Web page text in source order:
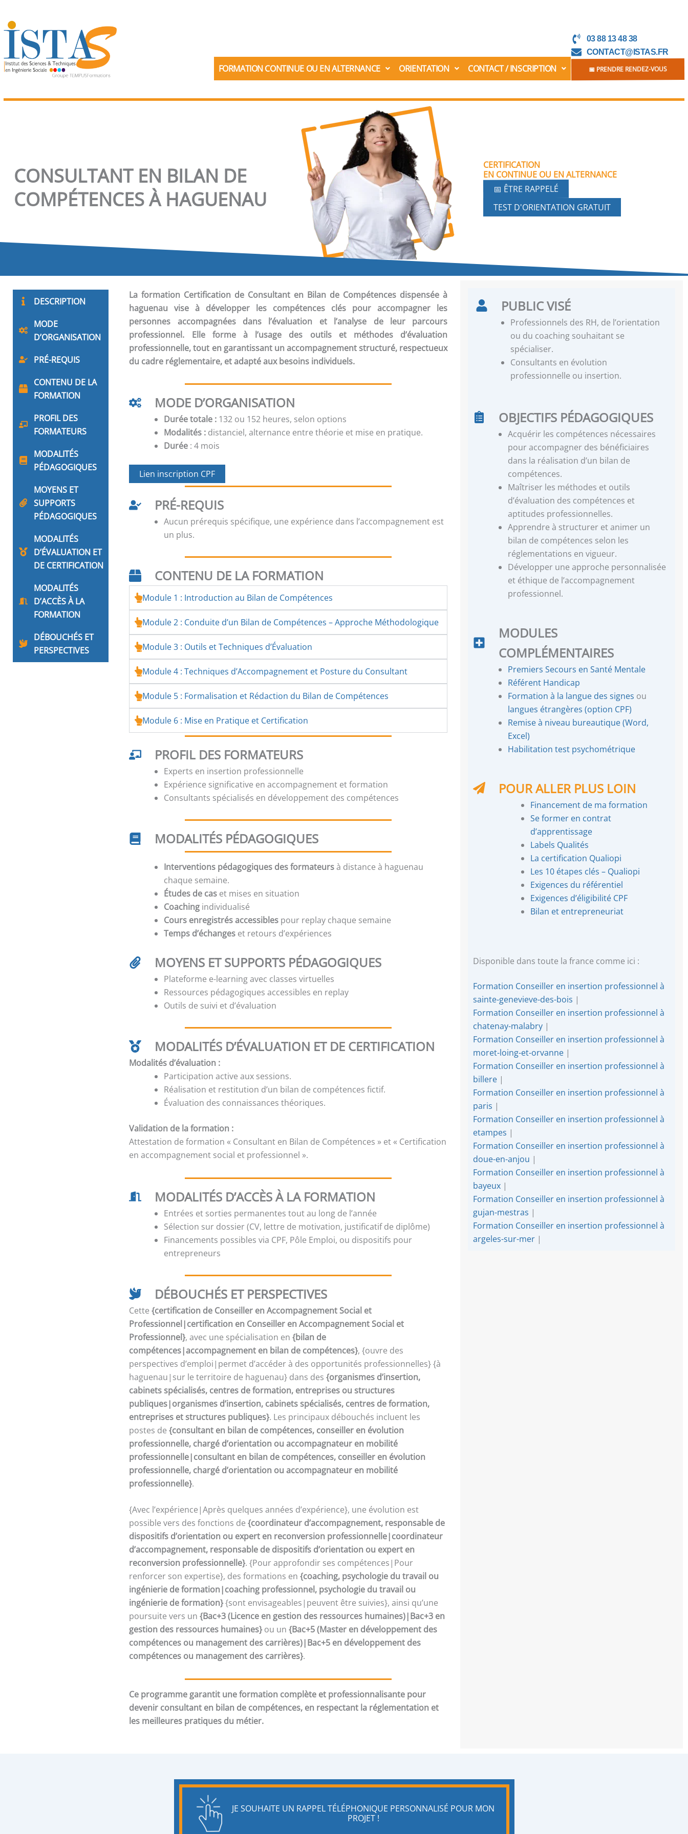
au
contenu
FORMATION CONTINUE OU EN ALTERNANCE ORIENTATION CONTACT / INSCRIPTION
03 88 13 48 38
CONTACT@ISTAS.FR
📅 PRENDRE RENDEZ-VOUS
CONSULTANT EN BILAN DE
COMPÉTENCES À HAGUENAU
CERTIFICATION
EN CONTINUE OU EN ALTERNANCE
📅 ÊTRE RAPPELÉ
TEST D'ORIENTATION GRATUIT
DESCRIPTION
MODE
D’ORGANISATION
PRÉ-REQUIS
CONTENU DE LA
FORMATION
PROFIL DES
FORMATEURS
MODALITÉS
PÉDAGOGIQUES
MOYENS ET
SUPPORTS
PÉDAGOGIQUES
MODALITÉS
D’ÉVALUATION ET
DE CERTIFICATION
MODALITÉS
D’ACCÈS À LA
FORMATION
DÉBOUCHÉS ET
PERSPECTIVES
La formation Certification de Consultant en Bilan de Compétences dispensée à
haguenau vise à développer les compétences clés pour accompagner les
personnes accompagnées dans l’évaluation et l’analyse de leur parcours
professionnel. Elle forme à l’usage des outils et méthodes d’évaluation
professionnelle, tout en garantissant un accompagnement structuré, respectueux
du cadre réglementaire, et adapté aux besoins individuels.
MODE D’ORGANISATION
Durée totale : 132 ou 152 heures, selon options
Modalités : distanciel, alternance entre théorie et mise en pratique.
Durée : 4 mois
Lien inscription CPF
PRÉ-REQUIS
Aucun prérequis spécifique, une expérience dans l’accompagnement est
un plus.
CONTENU DE LA FORMATION
Module 1 : Introduction au Bilan de Compétences
Module 2 : Conduite d’un Bilan de Compétences – Approche Méthodologique
Module 3 : Outils et Techniques d’Évaluation
Module 4 : Techniques d’Accompagnement et Posture du Consultant
Module 5 : Formalisation et Rédaction du Bilan de Compétences
Module 6 : Mise en Pratique et Certification
PROFIL DES FORMATEURS
Experts en insertion professionnelle
Expérience significative en accompagnement et formation
Consultants spécialisés en développement des compétences
MODALITÉS PÉDAGOGIQUES
Interventions pédagogiques des formateursà distance à haguenau
chaque semaine.
Études de cas et mises en situation
Coaching individualisé
Cours enregistrés accessibles pour replay chaque semaine
Temps d’échanges et retours d’expériences
MOYENS ET SUPPORTS PÉDAGOGIQUES
Plateforme e-learning avec classes virtuelles
Ressources pédagogiques accessibles en replay
Outils de suivi et d’évaluation
MODALITÉS D’ÉVALUATION ET DE CERTIFICATION
Modalités d’évaluation :
Participation active aux sessions.
Réalisation et restitution d’un bilan de compétences fictif.
Évaluation des connaissances théoriques.
Validation de la formation :
Attestation de formation « Consultant en Bilan de Compétences » et « Certification
en accompagnement social et professionnel ».
MODALITÉS D’ACCÈS À LA FORMATION
Entrées et sorties permanentes tout au long de l’année
Sélection sur dossier (CV, lettre de motivation, justificatif de diplôme)
Financements possibles via CPF, Pôle Emploi, ou dispositifs pour
entrepreneurs
DÉBOUCHÉS ET PERSPECTIVES
Cette{certification de Conseiller en Accompagnement Social et
Professionnel|certification en Conseiller en Accompagnement Social et
Professionnel}, avec une spécialisation en{bilan de
compétences|accompagnement en bilan de compétences}, {ouvre des
perspectives d’emploi|permet d’accéder à des opportunités professionnelles} {à
haguenau|sur le territoire de haguenau} dans des{organismes d’insertion,
cabinets spécialisés, centres de formation, entreprises ou structures
publiques|organismes d’insertion, cabinets spécialisés, centres de formation,
entreprises et structures publiques}. Les principaux débouchés incluent les
postes de{consultant en bilan de compétences, conseiller en évolution
professionnelle, chargé d’orientation ou accompagnateur en mobilité
professionnelle|consultant en bilan de compétences, conseiller en évolution
professionnelle, chargé d’orientation ou accompagnateur en mobilité
professionnelle}.
{Avec l’expérience|Après quelques années d’expérience}, une évolution est
possible vers des fonctions de{coordinateur d’accompagnement, responsable de
dispositifs d’orientation ou expert en reconversion professionnelle|coordinateur
d’accompagnement, responsable de dispositifs d’orientation ou expert en
reconversion professionnelle}. {Pour approfondir ses compétences|Pour
renforcer son expertise}, des formations en{coaching, psychologie du travail ou
ingénierie de formation|coaching professionnel, psychologie du travail ou
ingénierie de formation}{sont envisageables|peuvent être suivies}, ainsi qu’une
poursuite vers un{Bac+3 (Licence en gestion des ressources humaines)|Bac+3 en
gestion des ressources humaines}ou un{Bac+5 (Master en développement des
compétences ou management des carrières)|Bac+5 en développement des
compétences ou management des carrières}.
Ce programme garantit une formation complète et professionnalisante pour
devenir consultant en bilan de compétences, en respectant la réglementation et
les meilleures pratiques du métier.
PUBLIC VISÉ
Professionnels des RH, de l’orientation
ou du coaching souhaitant se
spécialiser.
Consultants en évolution
professionnelle ou insertion.
OBJECTIFS PÉDAGOGIQUES
Acquérir les compétences nécessaires
pour accompagner des bénéficiaires
dans la réalisation d’un bilan de
compétences.
Maîtriser les méthodes et outils
d’évaluation des compétences et
aptitudes professionnelles.
Apprendre à structurer et animer un
bilan de compétences selon les
réglementations en vigueur.
Développer une approche personnalisée
et éthique de l’accompagnement
professionnel.
MODULES
COMPLÉMENTAIRES
Premiers Secours en Santé Mentale
Référent Handicap
Formation à la langue des signes ou
langues étrangères (option CPF)
Remise à niveau bureautique (Word,
Excel)
Habilitation test psychométrique
POUR ALLER PLUS LOIN
Financement de ma formation
Se former en contrat
d’apprentissage
Labels Qualités
La certification Qualiopi
Les 10 étapes clés – Qualiopi
Exigences du référentiel
Exigences d’éligibilité CPF
Bilan et entrepreneuriat
Disponible dans toute la france comme ici :
Formation Conseiller en insertion professionnel à
sainte-genevieve-des-bois |
Formation Conseiller en insertion professionnel à
chatenay-malabry |
Formation Conseiller en insertion professionnel à
moret-loing-et-orvanne |
Formation Conseiller en insertion professionnel à
billere |
Formation Conseiller en insertion professionnel à
paris |
Formation Conseiller en insertion professionnel à
etampes |
Formation Conseiller en insertion professionnel à
doue-en-anjou |
Formation Conseiller en insertion professionnel à
bayeux |
Formation Conseiller en insertion professionnel à
gujan-mestras |
Formation Conseiller en insertion professionnel à
argeles-sur-mer |
JE SOUHAITE UN RAPPEL TÉLÉPHONIQUE PERSONNALISÉ POUR MON
PROJET !